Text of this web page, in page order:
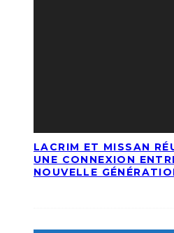
LACRIM ET MISSAN
UNE CONNEXION
NOUVELLE